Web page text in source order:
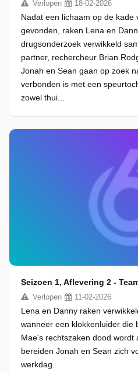
Verlopen 18-02-2026
Nadat een lichaam op de kade
gevonden, raken Lena en
drugsonderzoek verwikkeld
partner, rechercheur Brian
Jonah en Sean gaan op zoek
verbonden is met een
zowel thui...
Seizoen 1, Aflevering 2 -
Verlopen 11-02-2026
Lena en Danny raken
wanneer een klokkenluider die
Mae's rechtszaken dood wordt
bereiden Jonah en Sean zich
werkdag.